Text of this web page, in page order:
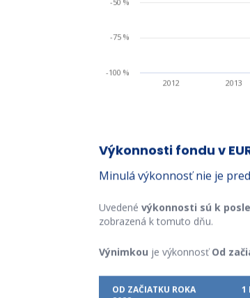
2012 2013
-100 %
-75 %
-50 %
Výkonnosti fondu v
Minulá výkonnosť nie je
Uvedené výkonnosti sú k
zobrazená k tomuto dňu.
Výnimkou je výkonnosť Od
OD ZAČIATKU ROKA 1